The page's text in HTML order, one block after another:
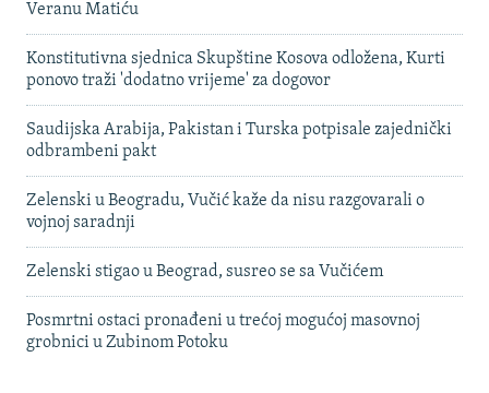
Veranu Matiću
Konstitutivna sjednica Skupštine Kosova odložena, Kurti
ponovo traži 'dodatno vrijeme' za dogovor
Saudijska Arabija, Pakistan i Turska potpisale zajednički
odbrambeni pakt
Zelenski u Beogradu, Vučić kaže da nisu razgovarali o
vojnoj saradnji
Zelenski stigao u Beograd, susreo se sa Vučićem
Posmrtni ostaci pronađeni u trećoj mogućoj masovnoj
grobnici u Zubinom Potoku